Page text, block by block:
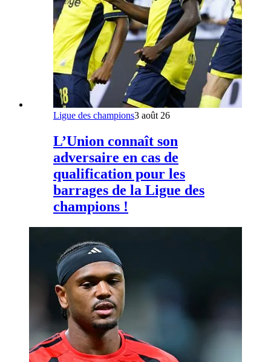
Ligue des champions3 août 26
L’Union connaît son
adversaire en cas de
qualification pour les
barrages de la Ligue des
champions !